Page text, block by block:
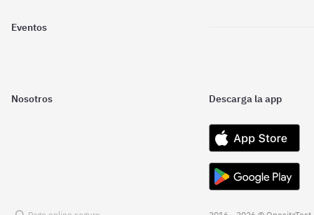
Eventos
Nosotros Descarga la app